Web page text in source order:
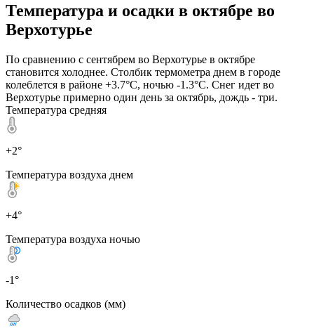
Температура и осадки в октябре во
Верхотурье
По сравнению с сентябрем во Верхотурье в октябре
становится холоднее. Столбик термометра днем в городе
колеблется в районе +3.7°C, ночью -1.3°C. Снег идет во
Верхотурье примерно один день за октябрь, дождь - три.
Температура средняя
+2°
Температура воздуха днем
+4°
Температура воздуха ночью
-1°
Количество осадков (мм)